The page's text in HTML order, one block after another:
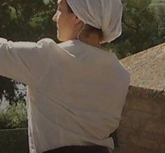
Un toque ligero
traslada en el
tiene sentido y
relación secreta
cosas… seamos